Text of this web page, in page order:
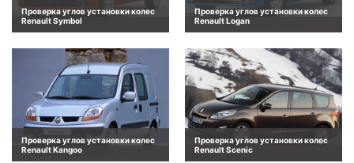
Проверка углов установки колес
Renault Symbol
Проверка углов установки колес
Renault Logan
Проверка углов установки колес
Renault Kangoo
Проверка углов установки колес
Renault Scenic